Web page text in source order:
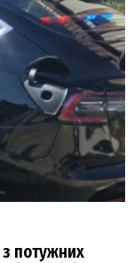
з потужних